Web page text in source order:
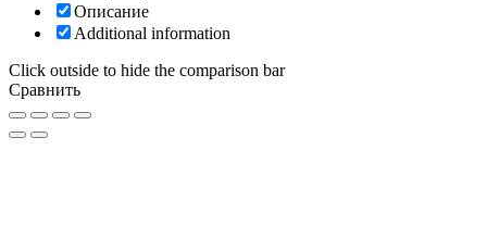
Описание
Additional information
Click outside to hide the comparison bar
Сравнить